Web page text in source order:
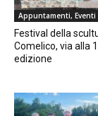
Appuntamenti, Eventi
Festival della
Comelico, via alla
edizione